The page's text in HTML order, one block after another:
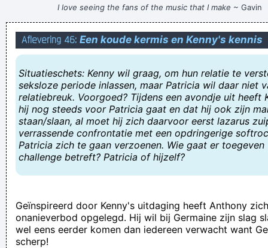
I love seeing the fans of the music that I make ~ Gavin
Rossdale
christenen zijn goedgelovig
Blaffend honden wakker maken
Het is geen penalty, omdat somiggen sowieso neit kunnen
schrijven.
morgenstond geeft een pot vol stront
Waarom zijn de nudisten weer benadeeld?
gebruiken snij ik z´n ballen af
*ingehouden frustratie* *kleine zucht* STOP! Eindelijk!
Als een speler van de tegenpartij gekwetst is, ga je daar als
Aflevering 46: Een koude kermis en Kenny's kennis
Situatieschets: Kenny wil graag, om hun relatie te
seksloze periode inlassen, maar Patricia wil daar niet
relatiebreuk. Voorgoed? Tijdens een avondje uit heeft
hij nog steeds voor Patricia gaat en dat hij ook zijn
staan/slaan, al moet hij zich daarvoor eerst lazarus
verrassende confrontatie met een opdringerige
Patricia zich te gaan verzoenen. Wie gaat er
challenge betreft? Patricia of hijzelf?
Geïnspireerd door Kenny's uitdaging heeft Anthony
onanieverbod opgelegd. Hij wil bij Germaine zijn slag
wel eens eerder komen dan iedereen verwacht want
scherp!